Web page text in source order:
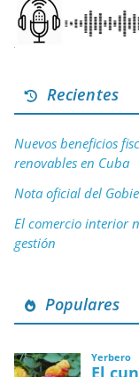
Recientes
Nuevos beneficios
renovables en Cuba
Nota oficial del
El comercio interior
gestión
Populares